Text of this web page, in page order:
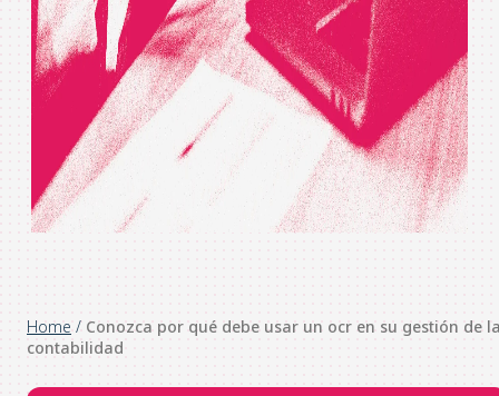
Home / Conozca por qué debe usar un ocr en su gestión de
contabilidad